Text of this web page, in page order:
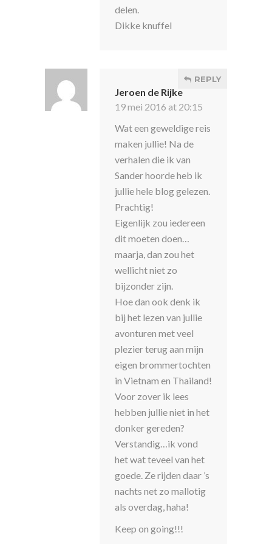
delen.
Dikke knuffel
Jeroen de Rijke
19 mei 2016 at 20:15
REPLY
Wat een geweldige reis
maken jullie! Na de
verhalen die ik van
Sander hoorde heb ik
jullie hele blog gelezen.
Prachtig!
Eigenlijk zou iedereen
dit moeten doen…
maarja, dan zou het
wellicht niet zo
bijzonder zijn.
Hoe dan ook denk ik
bij het lezen van jullie
avonturen met veel
plezier terug aan mijn
eigen brommertochten
in Vietnam en Thailand!
Voor zover ik lees
hebben jullie niet in het
donker gereden?
Verstandig…ik vond
het wat teveel van het
goede. Ze rijden daar ’s
nachts net zo mallotig
als overdag, haha!
Keep on going!!!